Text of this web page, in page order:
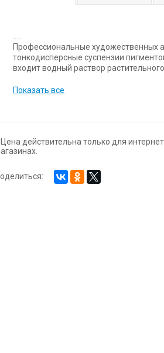
Профессиональные художественных
тонкодисперсные суспензии
входит водный раствор
увеличенной кроющей силой
оттенков. Основная часть красок в
Показать все
действительна только для